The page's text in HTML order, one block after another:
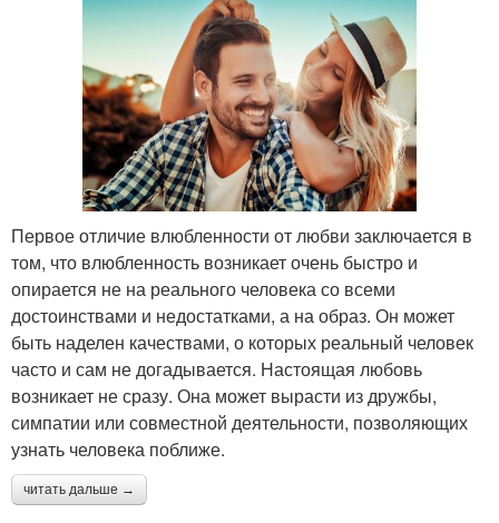
Первое отличие влюбленности от любви заключается в
том, что влюбленность возникает очень быстро и
опирается не на реального человека со всеми
достоинствами и недостатками, а на образ. Он может
быть наделен качествами, о которых реальный человек
часто и сам не догадывается. Настоящая любовь
возникает не сразу. Она может вырасти из дружбы,
симпатии или совместной деятельности, позволяющих
узнать человека поближе.
читать дальше →